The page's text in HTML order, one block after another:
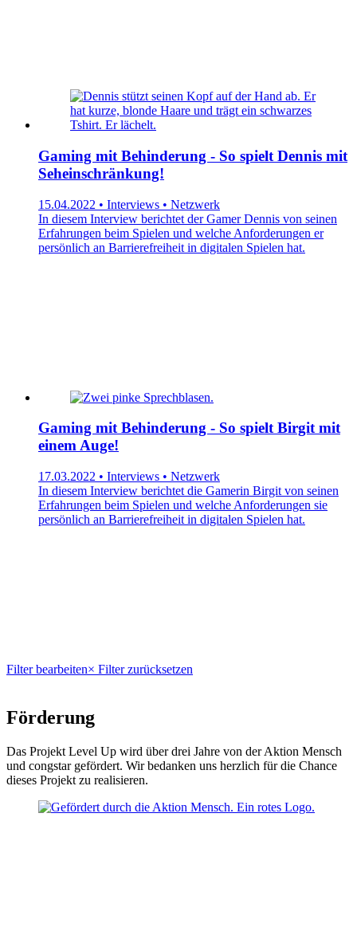
Gaming mit Behinderung - So spielt Dennis mit
Seheinschränkung!
15.04.2022 • Interviews • Netzwerk
In diesem Interview berichtet der Gamer Dennis von seinen
Erfahrungen beim Spielen und welche Anforderungen er
persönlich an Barrierefreiheit in digitalen Spielen hat.
Gaming mit Behinderung - So spielt Birgit mit
einem Auge!
17.03.2022 • Interviews • Netzwerk
In diesem Interview berichtet die Gamerin Birgit von seinen
Erfahrungen beim Spielen und welche Anforderungen sie
persönlich an Barrierefreiheit in digitalen Spielen hat.
Filter bearbeiten× Filter zurücksetzen
Förderung
Das Projekt Level Up wird über drei Jahre von der Aktion Mensch
und congstar gefördert. Wir bedanken uns herzlich für die Chance
dieses Projekt zu realisieren.